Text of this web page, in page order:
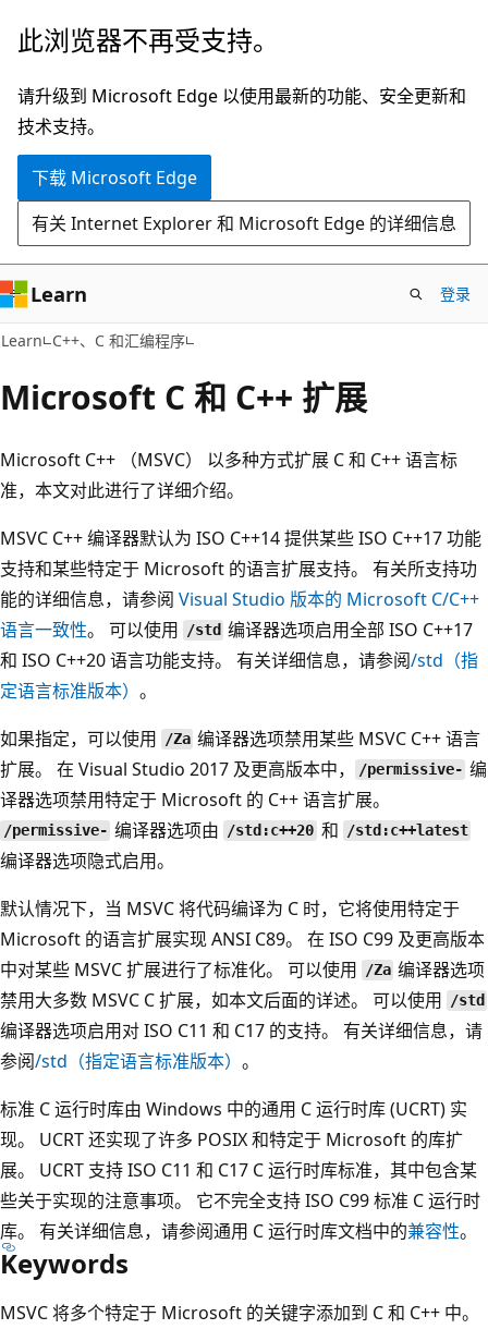
跳
主
要
内
此浏览器不再受支持。
请升级到 Microsoft Edge 以使用最新的功能、安全更新和
技术支持。
下载 Microsoft Edge
有关 Internet Explorer 和 Microsoft Edge 的详细信息
Learn 登录
Learn C++、C 和汇编程序
Microsoft C 和 C++ 扩展
Microsoft C++ （MSVC） 以多种方式扩展 C 和 C++ 语言标
准，本文对此进行了详细介绍。
MSVC C++ 编译器默认为 ISO C++14 提供某些 ISO C++17 功能
支持和某些特定于 Microsoft 的语言扩展支持。 有关所支持功
能的详细信息，请参阅 Visual Studio 版本的 Microsoft C/C++
语言一致性。 可以使用 /std 编译器选项启用全部 ISO C++17
和 ISO C++20 语言功能支持。 有关详细信息，请参阅/std （指
定语言标准版本） 。
如果指定，可以使用 /Za 编译器选项禁用某些 MSVC C++ 语言
扩展。 在 Visual Studio 2017 及更高版本中，
/permissive- 编
译器选项禁用特定于 Microsoft 的 C++ 语言扩展。
/permissive- 编译器选项由 /std:c++20 和 /std:c++latest
编译器选项隐式启用。
默认情况下，当 MSVC 将代码编译为 C 时，它将使用特定于
Microsoft 的语言扩展实现 ANSI C89。 在 ISO C99 及更高版本
中对某些 MSVC 扩展进行了标准化。 可以使用 /Za 编译器选项
禁用大多数 MSVC C 扩展，如本文后面的详述。 可以使用 /std
编译器选项启用对 ISO C11 和 C17 的支持。 有关详细信息，请
参阅/std （指定语言标准版本） 。
标准 C 运行时库由 Windows 中的通用 C 运行时库 (UCRT) 实
现。 UCRT 还实现了许多 POSIX 和特定于 Microsoft 的库扩
展。 UCRT 支持 ISO C11 和 C17 C 运行时库标准，其中包含某
些关于实现的注意事项。 它不完全支持 ISO C99 标准 C 运行时
库。 有关详细信息，请参阅通用 C 运行时库文档中的兼容性。
Keywords
MSVC 将多个特定于 Microsoft 的关键字添加到 C 和 C++ 中。